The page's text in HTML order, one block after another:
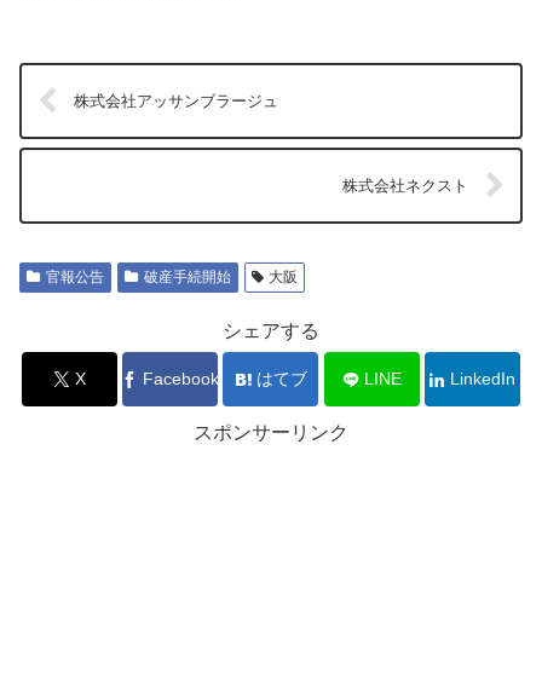
株式会社アッサンブラージュ
株式会社ネクスト
官報公告 破産手続開始 大阪
シェアする
X Facebook はてブ LINE LinkedIn
スポンサーリンク